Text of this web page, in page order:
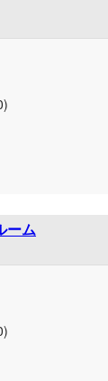
ーム